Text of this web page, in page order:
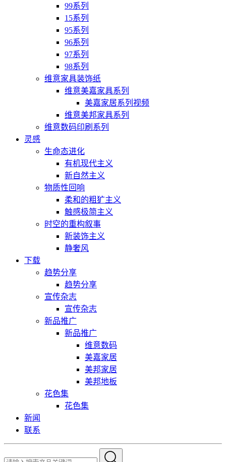
99系列
15系列
95系列
96系列
97系列
98系列
维意家具装饰纸
维意美嘉家具系列
美嘉家居系列视频
维意美邦家具系列
维意数码印刷系列
灵感
生命态进化
有机现代主义
新自然主义
物质性回响
柔和的粗犷主义
触感极简主义
时空的重构叙事
新装饰主义
静奢风
下载
趋势分享
趋势分享
宣传杂志
宣传杂志
新品推广
新品推广
维意数码
美嘉家居
美邦家居
美邦地板
花色集
花色集
新闻
联系